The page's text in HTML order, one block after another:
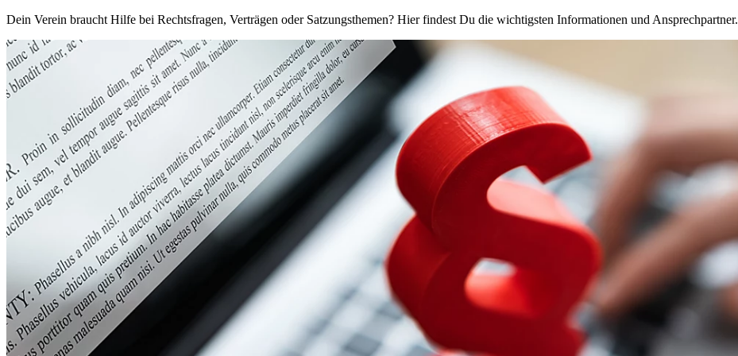
Dein Verein braucht Hilfe bei Rechtsfragen, Verträgen oder Satzungsthemen? Hier findest Du die wichtigsten Informationen und Ansprechpartner.